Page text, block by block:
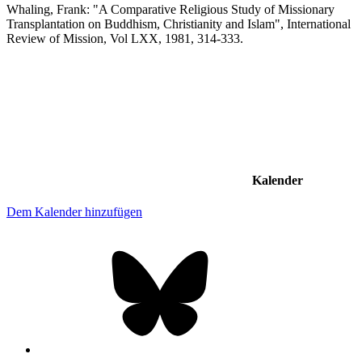
Whaling, Frank: "A Comparative Religious Study of Missionary
Transplantation on Buddhism, Christianity and Islam", International
Review of Mission, Vol LXX, 1981, 314-333.
Kalender
Dem Kalender hinzufügen